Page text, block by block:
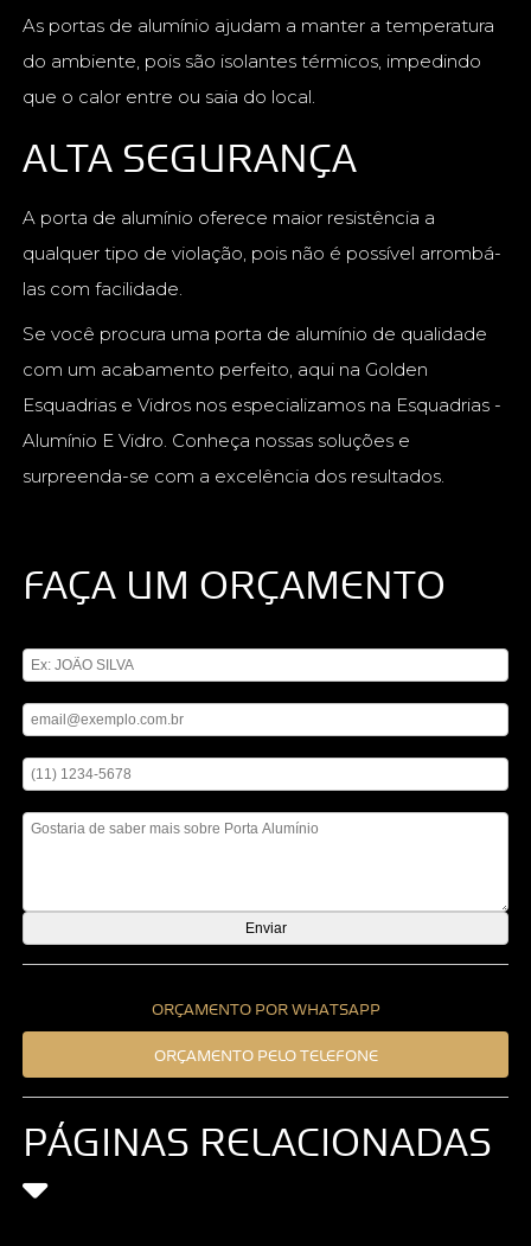
As portas de alumínio ajudam a manter a temperatura
do ambiente, pois são isolantes térmicos, impedindo
que o calor entre ou saia do local.
ALTA SEGURANÇA
A porta de alumínio oferece maior resistência a
qualquer tipo de violação, pois não é possível arrombá-
las com facilidade.
Se você procura uma porta de alumínio de qualidade
com um acabamento perfeito, aqui na Golden
Esquadrias e Vidros nos especializamos na Esquadrias -
Alumínio E Vidro. Conheça nossas soluções e
surpreenda-se com a excelência dos resultados.
FAÇA UM ORÇAMENTO
ORÇAMENTO POR WHATSAPP
ORÇAMENTO PELO TELEFONE
PÁGINAS RELACIONADAS